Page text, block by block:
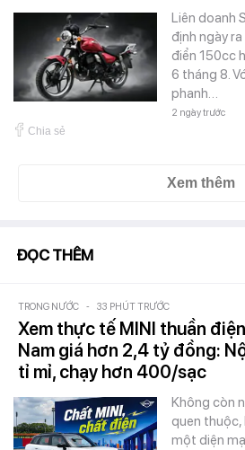
Liên doanh
định ngày
điển 150cc
6 tháng 8.
phanh…
2 ngày trước
Chia sẻ
Xem thêm
ĐỌC THÊM
TRONG NƯỚC - 33 PHÚT TRƯỚC
Xem thực tế MINI thuần
Nam giá hơn 2,4 tỷ đồng:
tỉ mỉ, chạy hơn 400/sạc
Không còn
quen thuộc,
một diện